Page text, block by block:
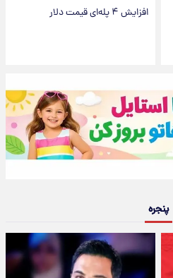
افزایش ۴ پله‌ای قیمت دلار
پنجره